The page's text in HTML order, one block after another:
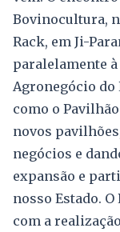
Bovinocultura,
Rack, em Ji-
paralelamente à
Agronegócio do
como o
novos
negócios e
expansão e
nosso Estado.
com a